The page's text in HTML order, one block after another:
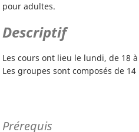
pour adultes.
Descriptif
Les cours ont lieu le lundi, de 18
Les groupes sont composés de
Prérequis